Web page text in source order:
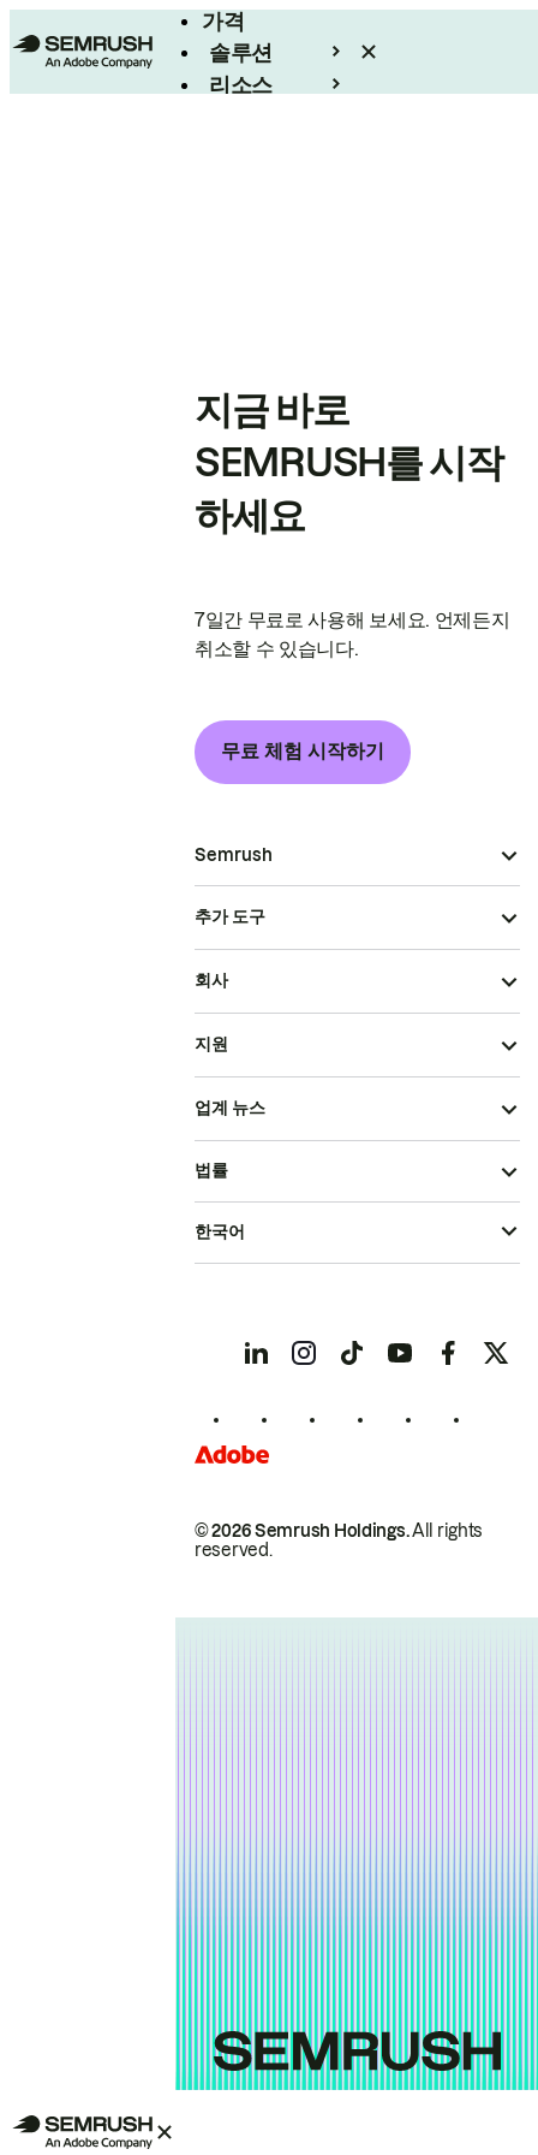
가격
솔루션
리소스
지금 바로
SEMRUSH를 시작
하세요
7일간 무료로 사용해 보세요. 언제든지
취소할 수 있습니다.
무료 체험 시작하기
Semrush
추가 도구
회사
지원
업계 뉴스
© 2026 Semrush Holdings.All rights
reserved.
법률
한국어